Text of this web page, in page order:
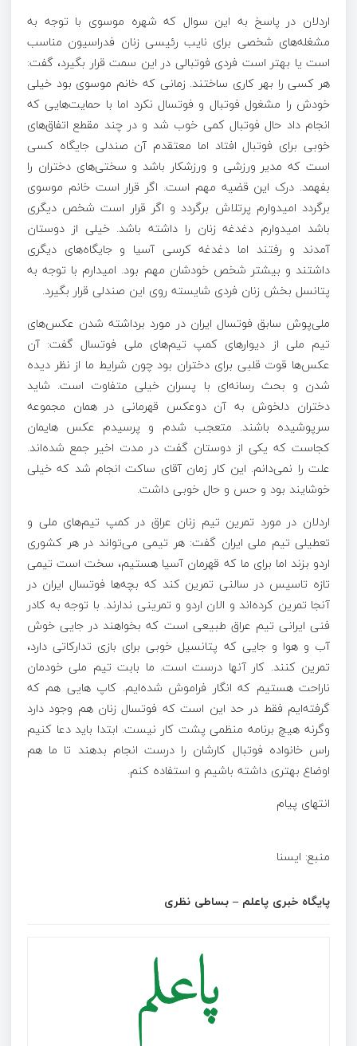
اردلان در پاسخ به این سوال که شهره موسوی با توجه به
مشغله‌های شخصی برای نایب رئیسی زنان فدراسیون مناسب
است یا بهتر است فردی فوتبالی در این سمت قرار بگیرد، گفت:
هر کسی را بهر کاری ساختند. زمانی که خانم موسوی بود خیلی
خودش را مشغول فوتبال و فوتسال نکرد اما با حمایت‌هایی که
انجام داد حال فوتبال کمی خوب شد و در چند مقطع اتفاق‌های
خوبی برای فوتبال افتاد اما معتقدم آن صندلی جایگاه کسی
است که مدیر ورزشی و ورزشکار باشد و سختی‌های دختران را
بفهمد. درک این قضیه مهم است. اگر قرار است خانم موسوی
برگردد امیدوارم پرتلاش برگردد و اگر قرار است شخص دیگری
باشد امیدوارم دغدغه زنان را داشته باشد. خیلی از دوستان
آمدند و رفتند اما دغدغه کرسی آسیا و جایگاه‌های دیگری
داشتند و بیشتر شخص خودشان مهم بود. امیدارم با توجه به
پتانسل بخش زنان فردی شایسته روی این صندلی قرار بگیرد.
ملی‌پوش سابق فوتسال ایران در مورد برداشته شدن عکس‌های
تیم ملی از دیوارهای کمپ تیم‌های ملی فوتسال گفت: آن
عکس‌ها قوت قلبی برای دختران بود چون شرایط ما از نظر دیده
شدن و بحث رسانه‌ای با پسران خیلی متفاوت است. شاید
دختران دلخوش به آن دوعکس قهرمانی در همان مجموعه
سرپوشیده باشند. متعجب شدم و پرسیدم عکس هایمان
کجاست که یکی از دوستان گفت در مدت اخیر جمع شده‌اند.
علت را نمی‌دانم. این کار زمان آقای ساکت انجام شد که خیلی
خوشایند بود و حس و حال خوبی داشت.
اردلان در مورد تمرین تیم زنان عراق در کمپ تیم‌های ملی و
تعطیلی تیم ملی ایران گفت: هر تیمی می‌تواند در هر کشوری
اردو بزند اما برای ما که قهرمان آسیا هستیم، سخت است تیمی
تازه تاسیس در سالنی تمرین کند که بچه‌ها فوتسال ایران در
آنجا تمرین کرده‌اند و الان اردو و تمرینی ندارند. با توجه به کادر
فنی ایرانی تیم عراق طبیعی است که بخواهند در جایی خوش
آب و هوا و جایی که پتانسیل‌ خوبی برای بازی تدارکاتی دارد،
تمرین کنند. کار آنها درست است. ما بابت تیم ملی خودمان
ناراحت هستیم که انگار فراموش شده‌ایم. کاپ ‌هایی هم که
گرفته‌ایم فقط در حد این است که فوتسال زنان هم وجود دارد
وگرنه هیچ برنامه منظمی پشت کار نیست. ابتدا باید دعا کنیم
راس خانواده فوتبال کارشان را درست انجام بدهند تا ما هم
اوضاع بهتری داشته باشیم و استفاده کنم.
انتهای پیام
منبع: ایسنا
پایگاه خبری پاعلم – بساطی نظری